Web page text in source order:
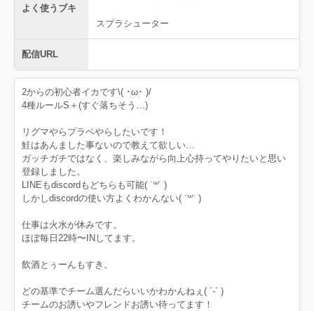
よく使うブキ
スプラシューター
配信URL
2からの初心者イカです\( ･ω･ )/
4種ルールS＋(すぐ落ちそう…)
リグマやらプラベやらしたいです！
鮭はあんました事ないので教えて欲しい…
ガッチガチではなく、楽しみながら向上心持ってやりたいと思い
登録しました。
LINEもdiscordもどちらも可能( ˙꒳​˙ )
しかしdiscordの使い方よくわかんない( ˙꒳​˙ )
仕事は火水が休みです。
ほぼ毎日22時〜INしてます。
飲酒とぅーんもすき。
どの基準でチーム選んだらいいかわかんねぇ( ´-` )
チームのお誘いやフレンドお誘い待ってます！